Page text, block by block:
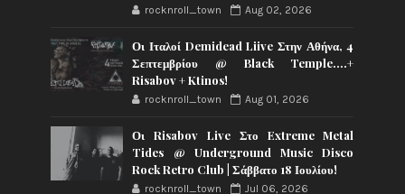
rocknroll_town Aug 02, 2026
Οι Ιταλοί Demidead Liive Στην Αθήνα, 4
Σεπτεμβρίου @ Black Temple….+
Risabov + Ktinos!
rocknroll_town Aug 01, 2026
Οι Risabov Live Στο Extreme Metal
Tides @ Underground Music Disco
Rock Retro Club | Σάββατο 18 Ιουλίου!
rocknroll_town Jul 06, 2026